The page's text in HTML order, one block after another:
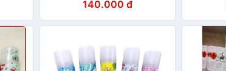
140.000 đ